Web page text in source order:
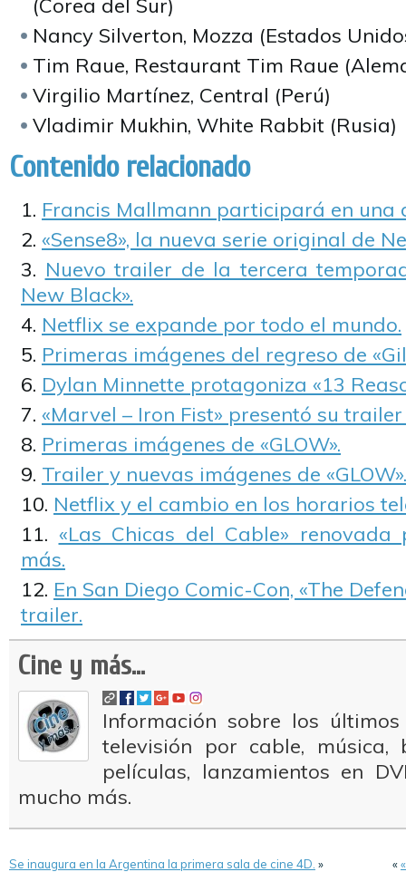
(Corea del Sur)
Nancy Silverton, Mozza (Estados
Tim Raue, Restaurant Tim Raue
Virgilio Martínez, Central (Perú)
Vladimir Mukhin, White Rabbit (Rusia)
Contenido relacionado
Francis Mallmann participará en una
«Sense8», la nueva serie original de
Nuevo trailer de la tercera
New Black».
Netflix se expande por todo el mundo.
Primeras imágenes del regreso de
Dylan Minnette protagoniza «13
«Marvel – Iron Fist» presentó su
Primeras imágenes de «GLOW».
Trailer y nuevas imágenes de «GLOW».
Netflix y el cambio en los horarios
«Las Chicas del Cable»
más.
En San Diego Comic-Con, «The
trailer.
Cine y más...
Información sobre los
televisión por cable, música,
películas, lanzamientos en
mucho más.
Se inaugura en la Argentina la primera sala de cine 4D. » «